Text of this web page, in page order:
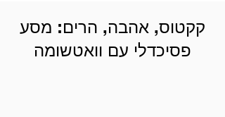
קקטוס, אהבה, הרים: מסע
פסיכדלי עם וואטשומה